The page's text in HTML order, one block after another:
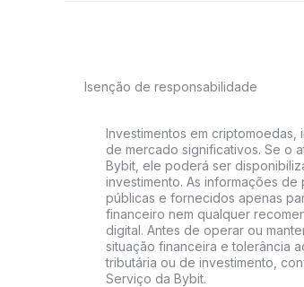
Isenção de responsabilidade
Investimentos em
de mercado significativos. Se o
Bybit, ele poderá ser
investimento. As informações
públicas e fornecidos apenas
financeiro nem qualquer
digital. Antes de operar ou
situação financeira e tolerância
tributária ou de investimento,
Serviço da Bybit.